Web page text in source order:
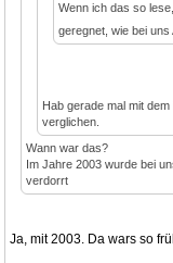
Wenn ich das so
geregnet, wie bei
Hab gerade mal mit
verglichen.
Wann war das?
Im Jahre 2003 wurde bei
verdorrt
Ja, mit 2003. Da wars so